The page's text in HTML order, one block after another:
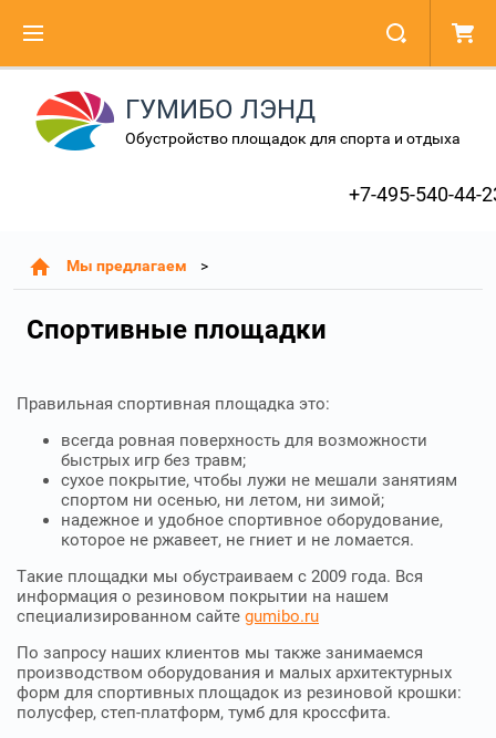
ГУМИБО ЛЭНД
Обустройство площадок для спорта и отдыха
+7-495-540-44-
Мы предлагаем
Спортивные площадки
Правильная спортивная площадка это:
всегда ровная поверхность для возможности
быстрых игр без травм;
сухое покрытие, чтобы лужи не мешали занятиям
спортом ни осенью, ни летом, ни зимой;
надежное и удобное спортивное оборудование,
которое не ржавеет, не гниет и не ломается.
Такие площадки мы обустраиваем с 2009 года. Вся
информация о резиновом покрытии на нашем
специализированном сайте gumibo.ru
По запросу наших клиентов мы также занимаемся
производством оборудования и малых архитектурных
форм для спортивных площадок из резиновой крошки:
полусфер, степ-платформ, тумб для кроссфита.